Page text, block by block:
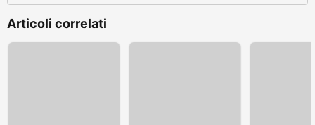
Articoli correlati